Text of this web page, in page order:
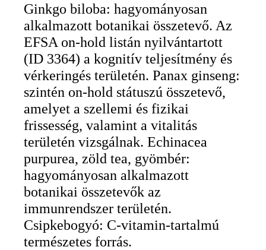
Ginkgo biloba: hagyományosan
alkalmazott botanikai összetevő. Az
EFSA on-hold listán nyilvántartott
(ID 3364) a kognitív teljesítmény és
vérkeringés területén. Panax ginseng:
szintén on-hold státuszú összetevő,
amelyet a szellemi és fizikai
frissesség, valamint a vitalitás
területén vizsgálnak. Echinacea
purpurea, zöld tea, gyömbér:
hagyományosan alkalmazott
botanikai összetevők az
immunrendszer területén.
Csipkebogyó: C-vitamin-tartalmú
természetes forrás.